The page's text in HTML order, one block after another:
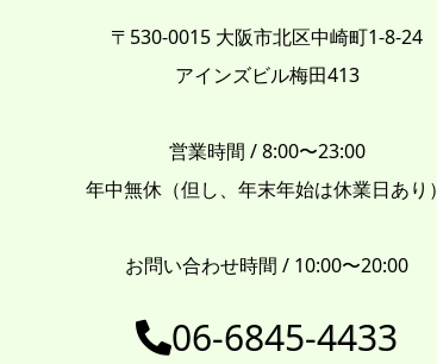
〒530-0015 大阪市北区中崎町1-8-24
アインズビル梅田413
営業時間 / 8:00〜23:00
年中無休（但し、年末年始は休業日あり）
お問い合わせ時間 / 10:00〜20:00
06-6845-4433